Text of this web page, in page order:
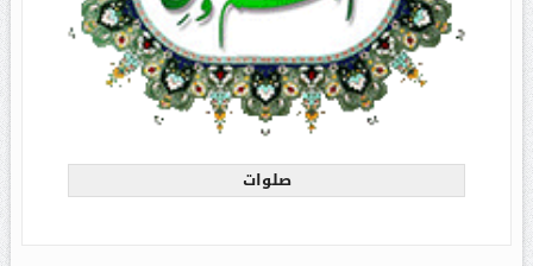
صلوات